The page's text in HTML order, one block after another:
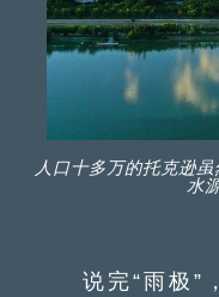
人口十多万的托克逊
水
说完“雨极”，